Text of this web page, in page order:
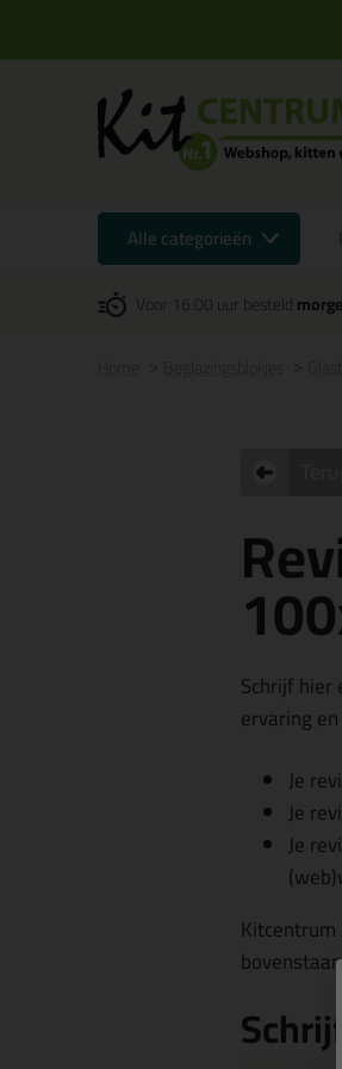
Alle categorieën
Voor 16:00 uur besteld
Schrijf hier
ervaring
Je
Je
Je